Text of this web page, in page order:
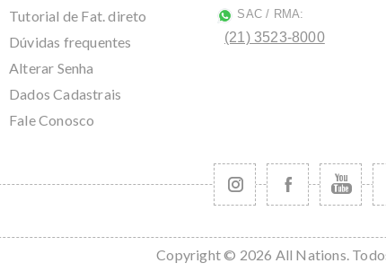
Tutorial de Fat. direto
Dúvidas frequentes
Alterar Senha
Dados Cadastrais
Fale Conosco
SAC / RMA:
(21) 3523-8000
Copyright © 2026 All Nations.